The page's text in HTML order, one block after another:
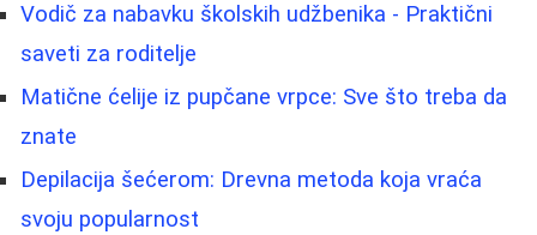
Vodič za nabavku školskih udžbenika - Praktični
saveti za roditelje
Matične ćelije iz pupčane vrpce: Sve što treba da
znate
Depilacija šećerom: Drevna metoda koja vraća
svoju popularnost